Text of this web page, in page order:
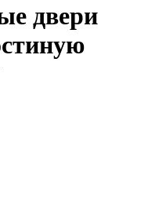
двери